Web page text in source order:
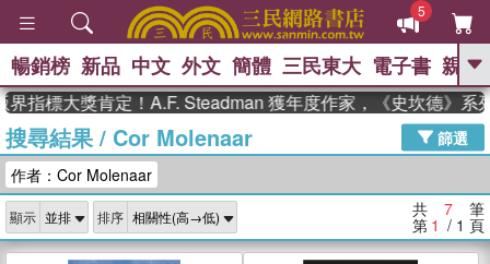
5
GO
熱搜： 高希均教授回憶錄
、 The Odyssey 、 父親節 、 如果歷
獎 臺灣漫遊錄 、 方念華 、 台灣的李
登輝時代
數學女孩：黎曼猜想 、
偉大的迷走神經
暢銷榜 新品 中文 外文 簡體 三民東大 電子書 親子
指標大獎肯定！A.F. Steadman 獲年度作家，《史坎德》系
搜尋結果/ Cor Molenaar
篩選
作者：Cor Molenaar
顯示 排序 共 7 筆
第 1 / 1 頁